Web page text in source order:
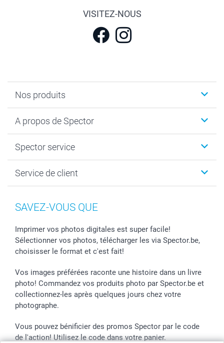
VISITEZ-NOUS
Nos produits
Faire-part & Cartes
Livre photo
Développement photo & Tirage photo
Cadres photo, accessoires déco & bonbons
Stickers & Etiquettes
A propos de Spector
Plan du site
Vie privée
Spector service
smartbonus
Statut de ma commnade
Service de client
SAVEZ-VOUS QUE
Imprimer vos photos digitales est super facile!
Sélectionner vos photos, télécharger les via Spector.be,
choisisser le format et c'est fait!
Vos images préférées raconte une histoire dans un livre
photo! Commandez vos produits photo par Spector.be et
collectionnez-les après quelques jours chez votre
photographe.
Vous pouvez bénificier des promos Spector par le code
de l'action! Utilisez le code dans votre panier.